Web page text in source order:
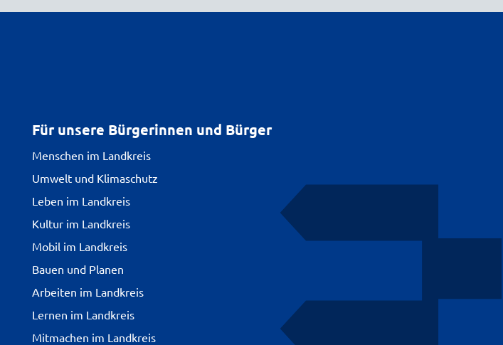
Für unsere Bürgerinnen und Bürger
Menschen im Landkreis
Umwelt und Klimaschutz
Leben im Landkreis
Kultur im Landkreis
Mobil im Landkreis
Bauen und Planen
Arbeiten im Landkreis
Lernen im Landkreis
Mitmachen im Landkreis